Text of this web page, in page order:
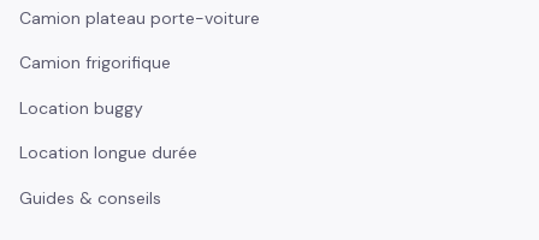
Camion plateau porte-voiture
Camion frigorifique
Location buggy
Location longue durée
Guides & conseils